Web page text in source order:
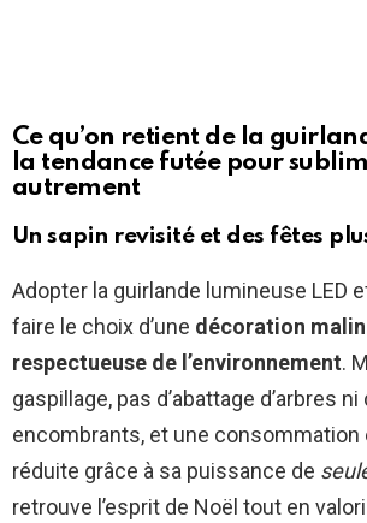
Ce qu’on retient de la
la tendance futée pour
autrement
Un sapin revisité et des fêtes
Adopter la guirlande lumineuse LED
faire le choix d’une décoration
respectueuse de l’environnement.
gaspillage, pas d’abattage d’arbres ni
encombrants, et une consommation
réduite grâce à sa puissance de
retrouve l’esprit de Noël tout en